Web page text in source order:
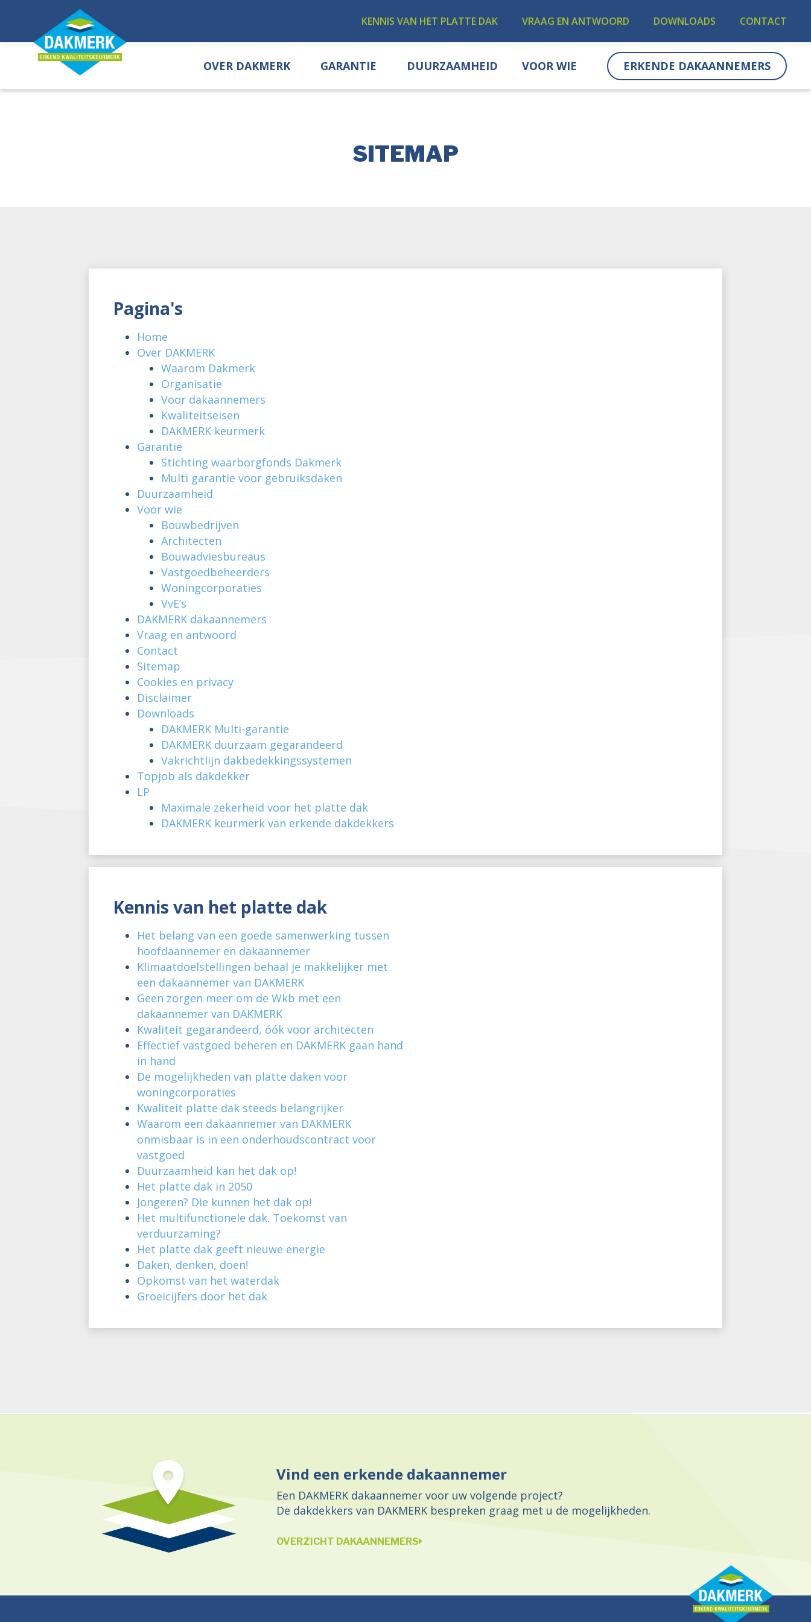
KENNIS VAN HET PLATTE DAK VRAAG EN ANTWOORD DOWNLOADS CONTACT
OVER DAKMERK GARANTIE DUURZAAMHEID VOOR WIE ERKENDE DAKAANNEMERS
SITEMAP
Pagina's
Home
Over DAKMERK
Waarom Dakmerk
Organisatie
Voor dakaannemers
Kwaliteitseisen
DAKMERK keurmerk
Garantie
Stichting waarborgfonds Dakmerk
Multi garantie voor gebruiksdaken
Duurzaamheid
Voor wie
Bouwbedrijven
Architecten
Bouwadviesbureaus
Vastgoedbeheerders
Woningcorporaties
VvE’s
DAKMERK dakaannemers
Vraag en antwoord
Contact
Sitemap
Cookies en privacy
Disclaimer
Downloads
DAKMERK Multi-garantie
DAKMERK duurzaam gegarandeerd
Vakrichtlijn dakbedekkingssystemen
Topjob als dakdekker
LP
Maximale zekerheid voor het platte dak
DAKMERK keurmerk van erkende dakdekkers
Kennis van het platte dak
Het belang van een goede samenwerking tussen
hoofdaannemer en dakaannemer
Klimaatdoelstellingen behaal je makkelijker met
een dakaannemer van DAKMERK
Geen zorgen meer om de Wkb met een
dakaannemer van DAKMERK
Kwaliteit gegarandeerd, óók voor architecten
Effectief vastgoed beheren en DAKMERK gaan hand
in hand
De mogelijkheden van platte daken voor
woningcorporaties
Kwaliteit platte dak steeds belangrijker
Waarom een dakaannemer van DAKMERK
onmisbaar is in een onderhoudscontract voor
vastgoed
Duurzaamheid kan het dak op!
Het platte dak in 2050
Jongeren? Die kunnen het dak op!
Het multifunctionele dak. Toekomst van
verduurzaming?
Het platte dak geeft nieuwe energie
Daken, denken, doen!
Opkomst van het waterdak
Groeicijfers door het dak
Vind een erkende dakaannemer
Een DAKMERK dakaannemer voor uw volgende project?
De dakdekkers van DAKMERK bespreken graag met u de mogelijkheden.
OVERZICHT DAKAANNEMERS